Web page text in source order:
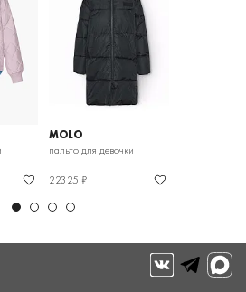
MOLO
пальто для девочки
22325 ₽